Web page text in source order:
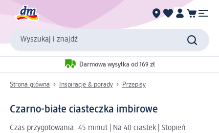
Wyszukaj i znajdź
Darmowa wysyłka od 169 zł
Strona główna Inspiracje & porady Przepisy
Czarno-białe ciasteczka imbirowe
Czas przygotowania: 45 minut | Na 40 ciastek | Stopień